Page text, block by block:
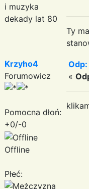
i muzyka
dekady lat 80
Ty
Krzyho4
Forumowicz
Pomocna dłoń:
+0/-0
Offline
Płeć:
«